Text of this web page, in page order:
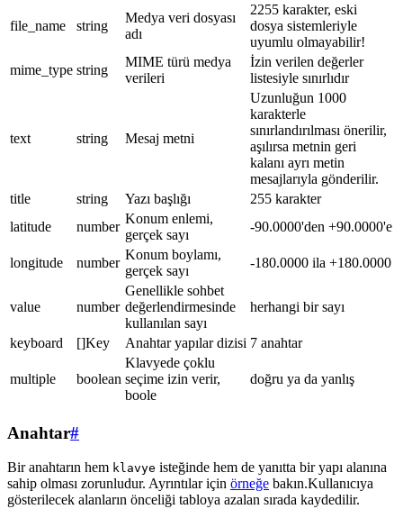
file_name string
Medya veri dosyası
adı
2255 karakter, eski
dosya sistemleriyle
uyumlu olmayabilir!
mime_type string
MIME türü medya
verileri
İzin verilen değerler
listesiyle sınırlıdır
text string Mesaj metni
Uzunluğun 1000
karakterle
sınırlandırılması önerilir,
aşılırsa metnin geri
kalanı ayrı metin
mesajlarıyla gönderilir.
title
string Yazı başlığı
255 karakter
latitude
number
Konum enlemi,
gerçek sayı
-90.0000'den +90.0000'e
longitude number
Konum boylamı,
gerçek sayı
-180.0000 ila +180.0000
value number
Genellikle sohbet
değerlendirmesinde
kullanılan sayı
herhangi bir sayı
keyboard []Key Anahtar yapılar dizisi 7 anahtar
multiple boolean
Klavyede çoklu
seçime izin verir,
boole
doğru ya da yanlış
Anahtar#
Bir anahtarın hem klavye isteğinde hem de yanıtta bir yapı alanına
sahip olması zorunludur. Ayrıntılar için örneğe bakın.Kullanıcıya
gösterilecek alanların önceliği tabloya azalan sırada kaydedilir.